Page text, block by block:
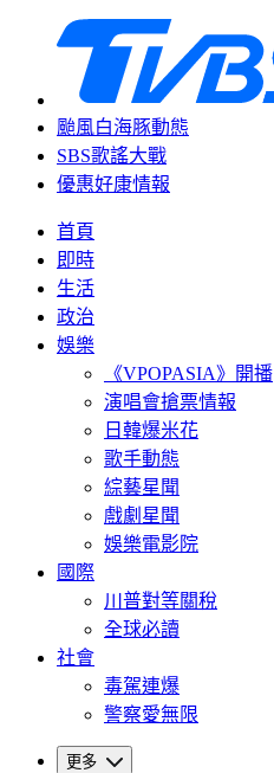
颱風白海豚動態
SBS歌謠大戰
優惠好康情報
首頁
即時
生活
政治
娛樂
《VPOPASIA》開播
演唱會搶票情報
日韓爆米花
歌手動態
綜藝星聞
戲劇星聞
娛樂電影院
國際
川普對等關稅
全球必讀
社會
毒駕連爆
警察愛無限
更多